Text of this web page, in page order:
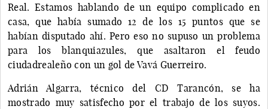
Real. Estamos hablando de un equipo complicado en
casa, que había sumado 12 de los 15 puntos que se
habían disputado ahí. Pero eso no supuso un problema
para los blanquiazules, que asaltaron el feudo
ciudadrealeño con un gol de Vavá Guerreiro.
Adrián Algarra, técnico del CD Tarancón, se ha
mostrado muy satisfecho por el trabajo de los suyos.